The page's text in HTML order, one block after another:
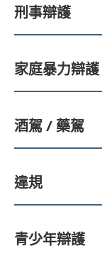
刑事辯護
家庭暴力辯護
酒駕 / 藥駕
違規
青少年辯護